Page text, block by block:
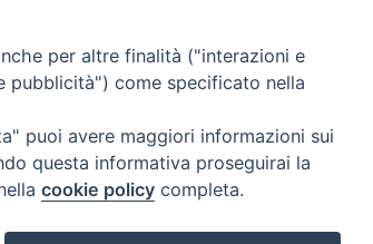
GRAZIE PER IL TUO AIUTO
Insieme per la Diocesi
per altre finalità ("interazioni e
pubblicità") come specificato nella
puoi avere maggiori informazioni sui
questa informativa proseguirai la
cookie policy completa.